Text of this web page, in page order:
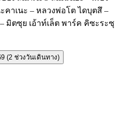
คาเนะ – หลวงพ่อโต ไดบุตสึ –
มิตซุย เอ้าท์เล็ต พาร์ค คิซะระซุ
(2 ช่วงวันเดินทาง)